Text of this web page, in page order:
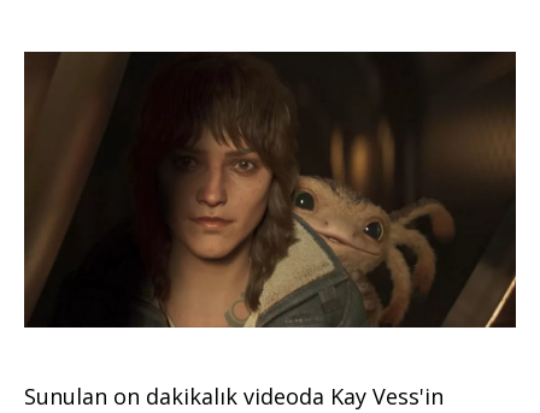
Sunulan on dakikalık videoda Kay Vess'in